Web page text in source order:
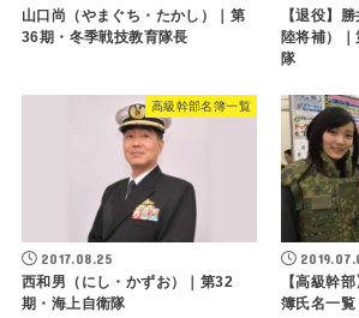
山口尚（やまぐち・たかし）｜第
36期・冬季戦技教育隊長
【退役】
陸将補）
隊
高級幹部名簿一覧
2017.08.25
西和男（にし・かずお）｜第32
期・海上自衛隊
【高級幹
簿氏名一